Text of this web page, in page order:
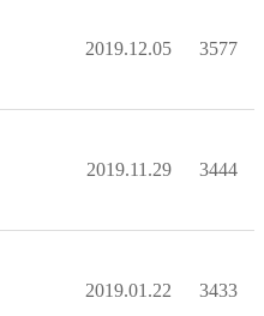
2019.12.05 3577
2019.11.29 3444
2019.01.22 3433